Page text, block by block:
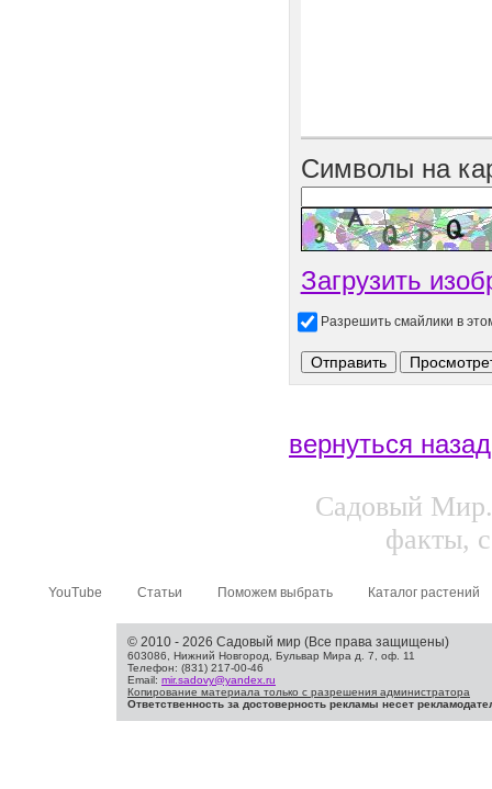
Символы на
Загрузить
Разрешить смайлики в
вернуться назад
Садовый Мир.
факты,
YouTube Статьи Поможем выбрать Каталог растений
© 2010 - 2026 Садовый мир (Все права защищены)
603086, Нижний Новгород, Бульвар Мира д. 7, оф. 11
Телефон: (831) 217-00-46
Email: mir.sadovy@yandex.ru
Копирование материала только с разрешения администратора
Ответственность за достоверность рекламы несет